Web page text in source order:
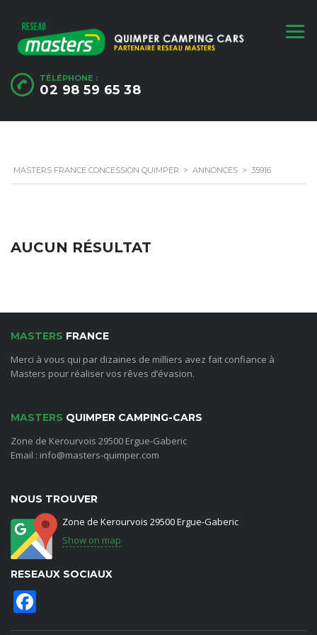
TÉLÉPHONE :
02 98 59 65 38
MASTERS FRANCE CONCESSION QUIMPER > ANNONCES > 35916
AUCUN RÉSULTAT
MASTERS FRANCE
Merci à vous qui par dizaines de milliers avez fait confiance à
Masters pour réaliser vos rêves d’évasion.
MASTERS QUIMPER CAMPING-CARS
Zone de Kerourvois 29500 Ergue-Gaberic
Email : info@masters-quimper.com
NOUS TROUVER
Zone de Kerourvois 29500 Ergue-Gaberic
Show on map
RESEAUX SOCIAUX